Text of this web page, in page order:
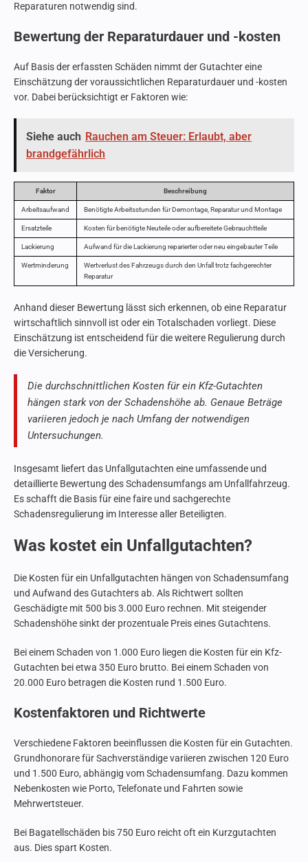
Reparaturen notwendig sind.
Bewertung der Reparaturdauer und -kosten
Auf Basis der erfassten Schäden nimmt der Gutachter eine
Einschätzung der voraussichtlichen Reparaturdauer und -kosten
vor. Dabei berücksichtigt er Faktoren wie:
Siehe auch Rauchen am Steuer: Erlaubt, aber
brandgefährlich
Faktor Beschreibung
Arbeitsaufwand Benötigte Arbeitsstunden für Demontage, Reparatur und Montage
Ersatzteile Kosten für benötigte Neuteile oder aufbereitete Gebrauchtteile
Lackierung Aufwand für die Lackierung reparierter oder neu eingebauter Teile
Wertminderung
Wertverlust des Fahrzeugs durch den Unfall trotz fachgerechter
Reparatur
Anhand dieser Bewertung lässt sich erkennen, ob eine Reparatur
wirtschaftlich sinnvoll ist oder ein Totalschaden vorliegt. Diese
Einschätzung ist entscheidend für die weitere Regulierung durch
die Versicherung.
Die durchschnittlichen Kosten für ein Kfz-Gutachten
hängen stark von der Schadenshöhe ab. Genaue Beträge
variieren jedoch je nach Umfang der notwendigen
Untersuchungen.
Insgesamt liefert das Unfallgutachten eine umfassende und
detaillierte Bewertung des Schadensumfangs am Unfallfahrzeug.
Es schafft die Basis für eine faire und sachgerechte
Schadensregulierung im Interesse aller Beteiligten.
Was kostet ein Unfallgutachten?
Die Kosten für ein Unfallgutachten hängen von Schadensumfang
und Aufwand des Gutachters ab. Als Richtwert sollten
Geschädigte mit 500 bis 3.000 Euro rechnen. Mit steigender
Schadenshöhe sinkt der prozentuale Preis eines Gutachtens.
Bei einem Schaden von 1.000 Euro liegen die Kosten für ein Kfz-
Gutachten bei etwa 350 Euro brutto. Bei einem Schaden von
20.000 Euro betragen die Kosten rund 1.500 Euro.
Kostenfaktoren und Richtwerte
Verschiedene Faktoren beeinflussen die Kosten für ein Gutachten.
Grundhonorare für Sachverständige variieren zwischen 120 Euro
und 1.500 Euro, abhängig vom Schadensumfang. Dazu kommen
Nebenkosten wie Porto, Telefonate und Fahrten sowie
Mehrwertsteuer.
Bei Bagatellschäden bis 750 Euro reicht oft ein Kurzgutachten
aus. Dies spart Kosten.